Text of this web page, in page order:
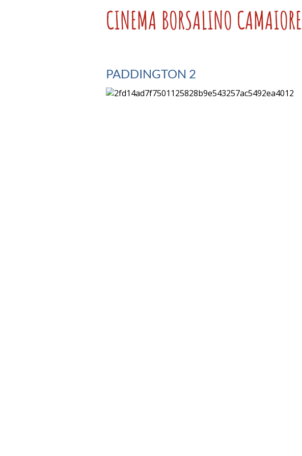
CINEMA BORSALINO CAMAIORE
PADDINGTON 2